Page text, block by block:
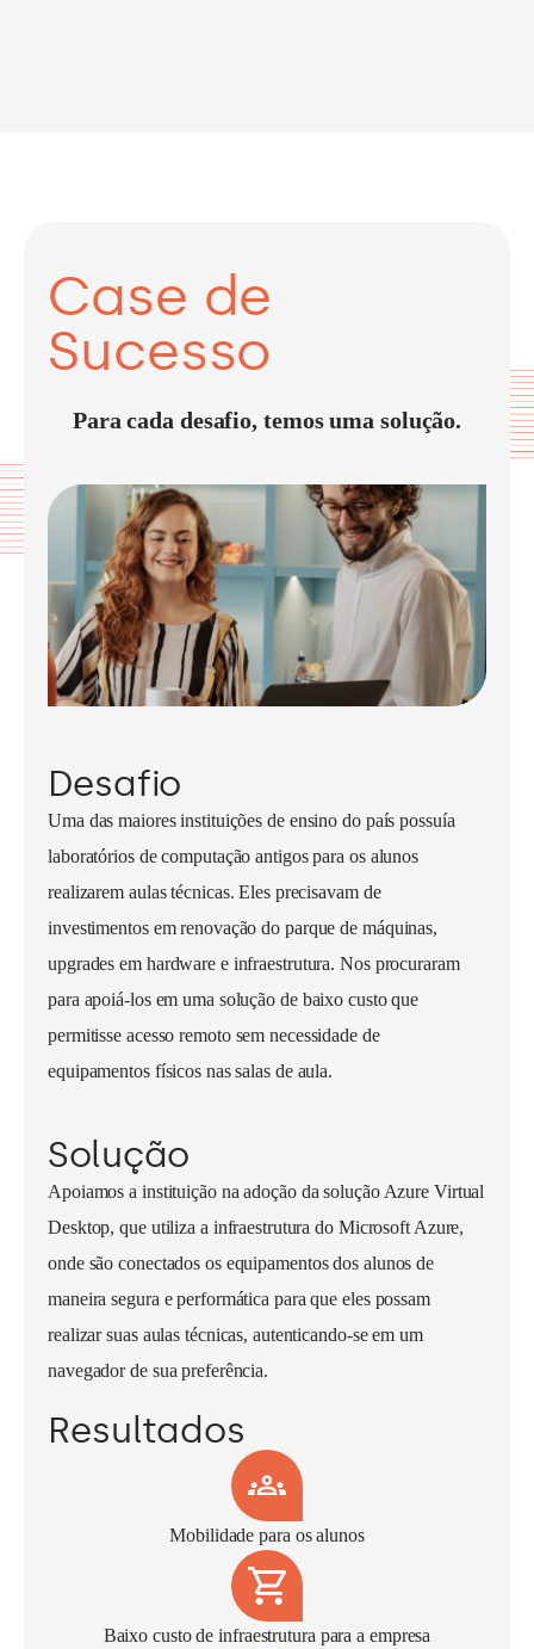
Case de
Sucesso
Para cada desafio, temos uma solução.
Desafio
Uma das maiores instituições de ensino do país possuía
laboratórios de computação antigos para os alunos
realizarem aulas técnicas. Eles precisavam de
investimentos em renovação do parque de máquinas,
upgrades em hardware e infraestrutura. Nos procuraram
para apoiá-los em uma solução de baixo custo que
permitisse acesso remoto sem necessidade de
equipamentos físicos nas salas de aula.
Solução
Apoiamos a instituição na adoção da solução Azure Virtual
Desktop, que utiliza a infraestrutura do Microsoft Azure,
onde são conectados os equipamentos dos alunos de
maneira segura e performática para que eles possam
realizar suas aulas técnicas, autenticando-se em um
navegador de sua preferência.
Resultados
Mobilidade para os alunos
Baixo custo de infraestrutura para a empresa